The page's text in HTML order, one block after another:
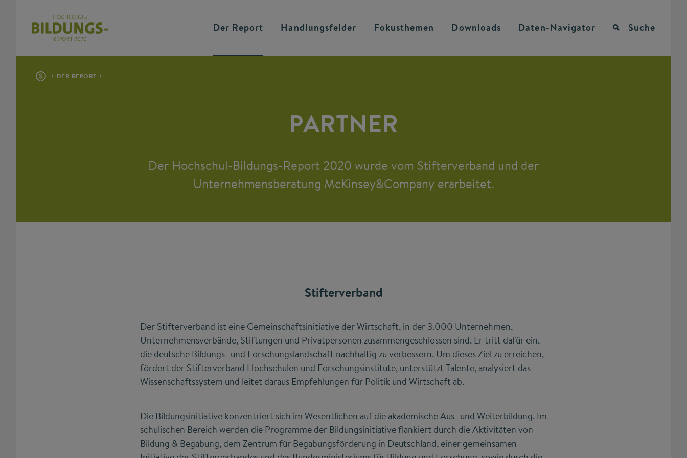
Der Report Handlungsfelder Fokusthemen Downloads Daten-Navigator Suche
DER REPORT
PARTNER
Der Hochschul-Bildungs-Report 2020 wurde vom Stifterverband und der
Unternehmensberatung McKinsey&Company erarbeitet.
Stifterverband
Der Stifterverband ist eine Gemeinschaftsinitiative der Wirtschaft, in der 3.000 Unternehmen,
Unternehmensverbände, Stiftungen und Privatpersonen zusammengeschlossen sind. Er tritt dafür ein,
die deutsche Bildungs- und Forschungslandschaft nachhaltig zu verbessern. Um dieses Ziel zu erreichen,
fördert der Stifterverband Hochschulen und Forschungsinstitute, unterstützt Talente, analysiert das
Wissenschaftssystem und leitet daraus Empfehlungen für Politik und Wirtschaft ab.
Die Bildungsinitiative konzentriert sich im Wesentlichen auf die akademische Aus- und Weiterbildung. Im
schulischen Bereich werden die Programme der Bildungsinitiative flankiert durch die Aktivitäten von
Bildung & Begabung, dem Zentrum für Begabungsförderung in Deutschland, einer gemeinsamen